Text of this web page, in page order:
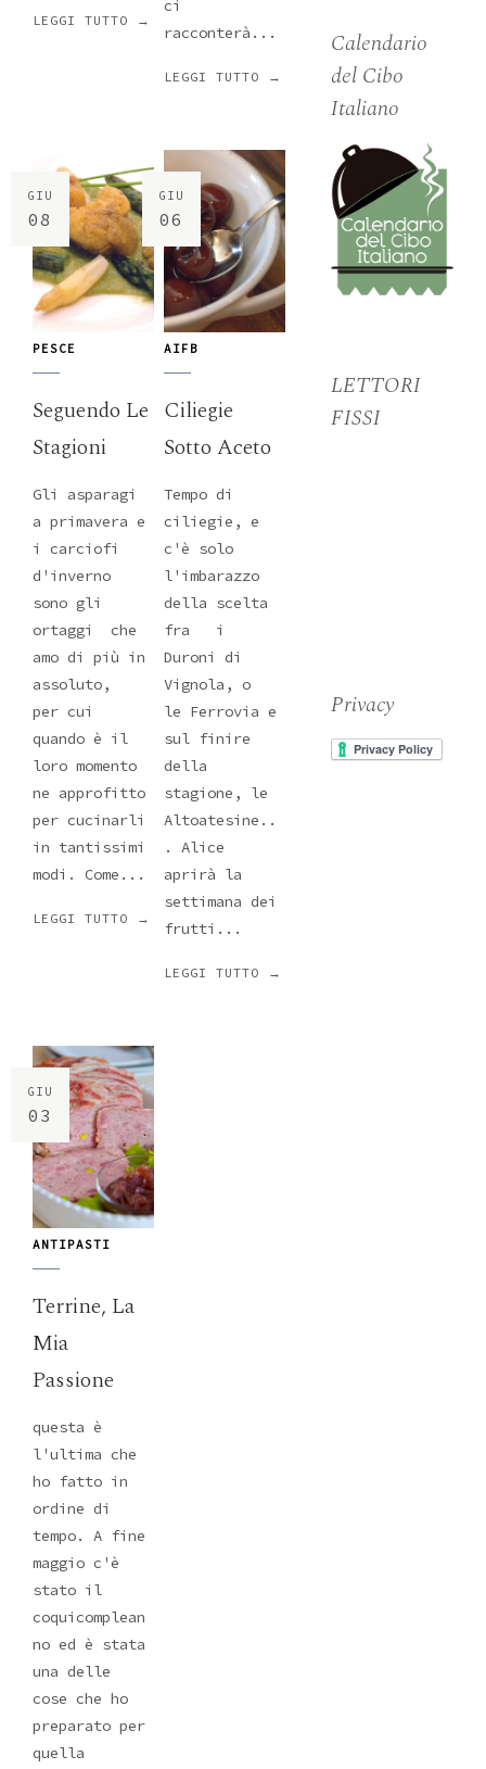
LEGGI TUTTO →
ci
racconterà...
LEGGI TUTTO →
GIU
08
PESCE
Seguendo Le
Stagioni
Gli asparagi
a primavera e
i carciofi
d'inverno
sono gli
ortaggi che
amo di più in
assoluto,
per cui
quando è il
loro momento
ne approfitto
per cucinarli
in tantissimi
modi. Come...
LEGGI TUTTO →
GIU
06
AIFB
Ciliegie
Sotto Aceto
Tempo di
ciliegie, e
c'è solo
l'imbarazzo
della scelta
fra i
Duroni di
Vignola, o
le Ferrovia e
sul finire
della
stagione, le
Altoatesine..
. Alice
aprirà la
settimana dei
frutti...
LEGGI TUTTO →
GIU
03
ANTIPASTI
Terrine, La
Mia
Passione
questa è
l'ultima che
ho fatto in
ordine di
tempo. A fine
maggio c'è
stato il
coquicomplean
no ed è stata
una delle
cose che ho
preparato per
quella
Calendario
del Cibo
Italiano
LETTORI
FISSI
Privacy